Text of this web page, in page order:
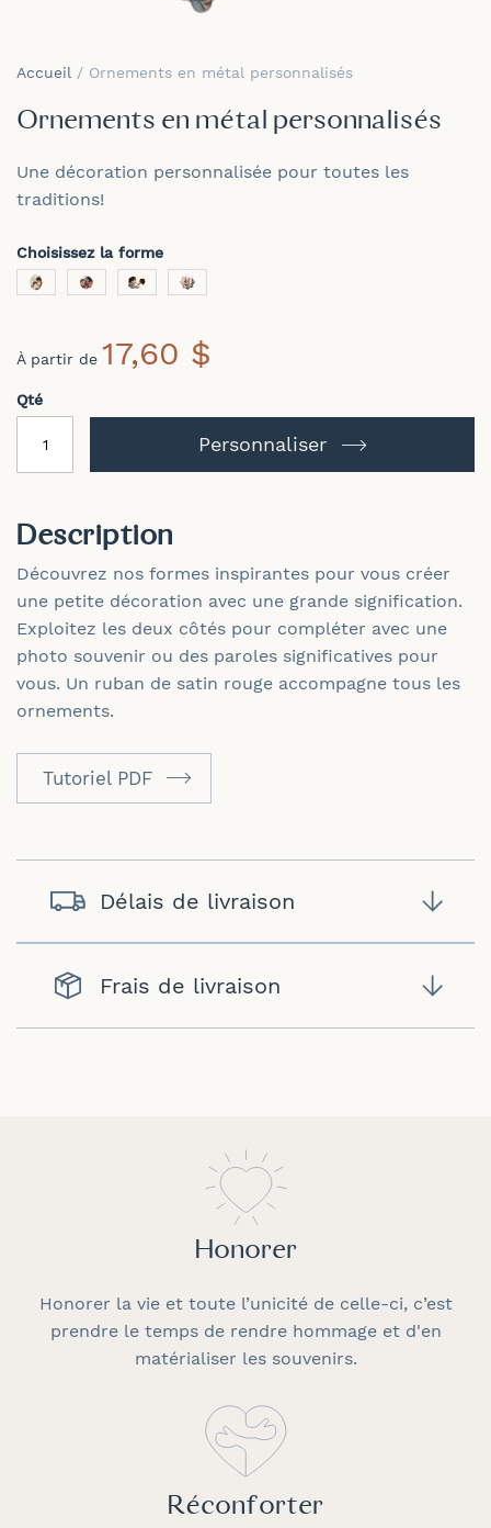
Délais de livraison
Frais de livraison
Accueil Ornements en métal personnalisés
Ornements en métal personnalisés
Une décoration personnalisée pour toutes les
traditions!
Choisissez la forme
À partir de 17,60 $
Qté
Personnaliser
Description
Découvrez nos formes inspirantes pour vous créer
une petite décoration avec une grande signification.
Exploitez les deux côtés pour compléter avec une
photo souvenir ou des paroles significatives pour
vous. Un ruban de satin rouge accompagne tous les
ornements.
Tutoriel PDF
to
beginning
of
images
gallery
Honorer
Honorer la vie et toute l’unicité de celle-ci, c’est
prendre le temps de rendre hommage et d'en
matérialiser les souvenirs.
Réconforter